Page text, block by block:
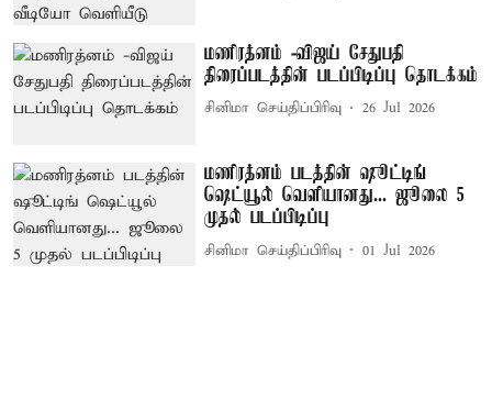
மணிரத்னம் -விஜய் சேதுபதி
திரைப்படத்தின் படப்பிடிப்பு தொடக்கம்
சினிமா செய்திப்பிரிவு 26 Jul 2026
மணிரத்னம் படத்தின் ஷூட்டிங்
ஷெட்யூல் வெளியானது... ஜூலை 5
முதல் படப்பிடிப்பு
சினிமா செய்திப்பிரிவு 01 Jul 2026